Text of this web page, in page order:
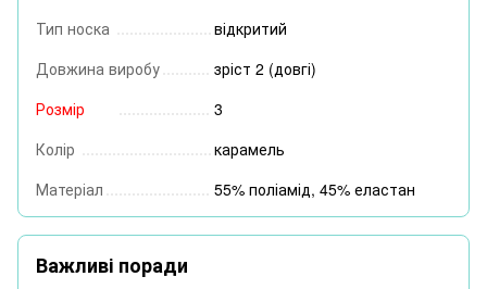
Тип носка
відкритий
Довжина виробу
зріст 2 (довгі)
Розмір
3
Колір
карамель
Матеріал
55% поліамід, 45% еластан
Важливі поради